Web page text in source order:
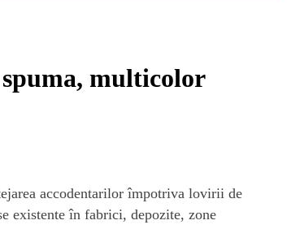
multicolor
accodentarilor împotriva lovirii de
existente în fabrici, depozite, zone